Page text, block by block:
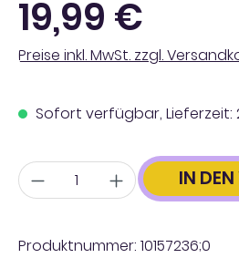
19,99 €
Preise inkl. MwSt. zzgl.
Sofort verfügbar, Lieferzeit:
Anzahl IN
Produktnummer: 10157236;0